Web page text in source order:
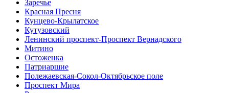
Заречье
Красная Пресня
Кунцево-Крылатское
Кутузовский
Ленинский проспект-Проспект Вернадского
Митино
Остоженка
Патриаршие
Полежаевская-Сокол-Октябрьское поле
Проспект Мира